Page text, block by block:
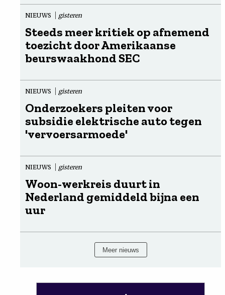
NIEUWS gisteren
Steeds meer kritiek op afnemend
toezicht door Amerikaanse
beurswaakhond SEC
NIEUWS gisteren
Onderzoekers pleiten voor
subsidie elektrische auto tegen
'vervoersarmoede'
NIEUWS gisteren
Woon-werkreis duurt in
Nederland gemiddeld bijna een
uur
Meer nieuws